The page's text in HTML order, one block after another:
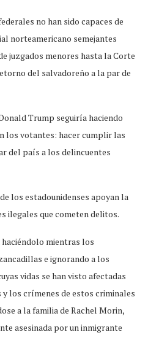
no han sido capaces de
norteamericano semejantes
juzgados menores hasta la Corte
del salvadoreño a la par de
Trump seguiría haciendo
los votantes: hacer cumplir las
del país a los delincuentes
los estadounidenses apoyan la
ilegales que cometen delitos.
haciéndolo mientras los
e ignorando a los
vidas se han visto afectadas
los crímenes de estos criminales
a la familia de Rachel Morin,
asesinada por un inmigrante